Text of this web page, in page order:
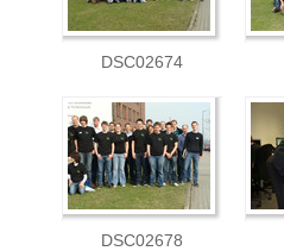
DSC02674
DSC02678